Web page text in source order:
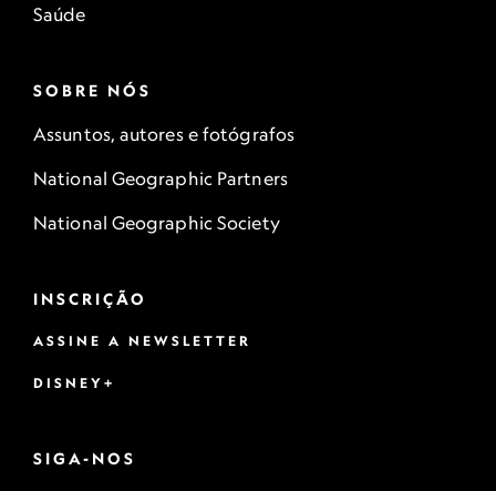
Saúde
SOBRE NÓS
Assuntos, autores e fotógrafos
National Geographic Partners
National Geographic Society
INSCRIÇÃO
ASSINE A NEWSLETTER
DISNEY+
SIGA-NOS